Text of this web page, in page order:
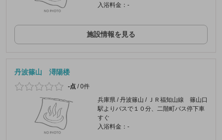
入浴料金：-
施設情報を見る
丹波篠山 潯陽楼
-点 /0件
兵庫県 / 丹波篠山 / ＪＲ福知山線 篠山口
駅よりバスで１０分、二階町バス停下車
すぐ
入浴料金：-